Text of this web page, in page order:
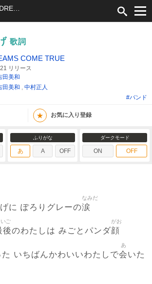
歌詞
COME TRUE
リリース
田美和
田美和 , 中村正人
#バンド
★ お気に入り登録
ふりがな
あ A OFF
ダークモード
ON OFF
に ぽろりグレーの涙
なみだ
後
ご
のわたしは みごとパンダ顔
がお
いちばんかわいいわたしで会
あ
いた